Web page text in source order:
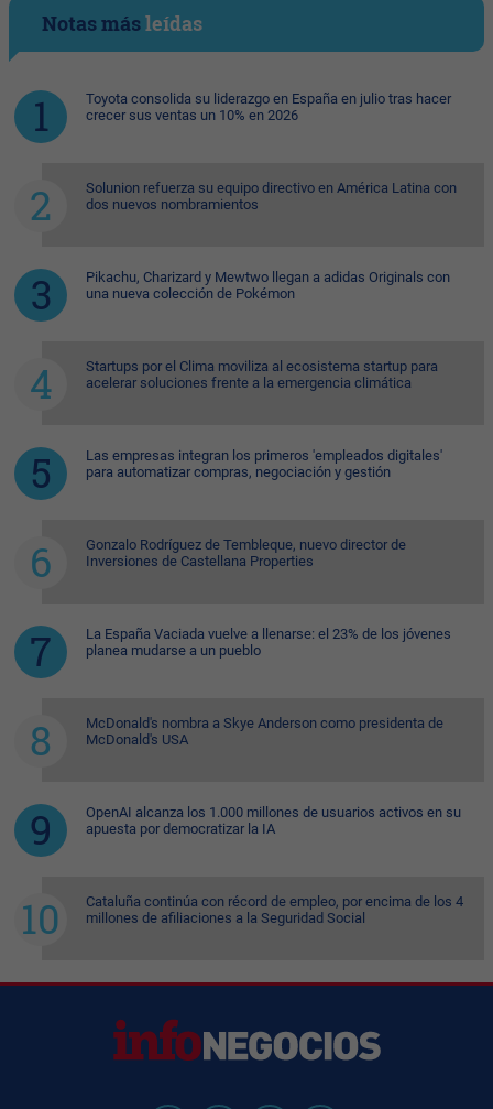
Notas másleídas
Toyota consolida su liderazgo en España en julio tras hacer
crecer sus ventas un 10% en 2026
Solunion refuerza su equipo directivo en América Latina con
dos nuevos nombramientos
Pikachu, Charizard y Mewtwo llegan a adidas Originals con
una nueva colección de Pokémon
Startups por el Clima moviliza al ecosistema startup para
acelerar soluciones frente a la emergencia climática
Las empresas integran los primeros 'empleados digitales'
para automatizar compras, negociación y gestión
Gonzalo Rodríguez de Tembleque, nuevo director de
Inversiones de Castellana Properties
La España Vaciada vuelve a llenarse: el 23% de los jóvenes
planea mudarse a un pueblo
McDonald's nombra a Skye Anderson como presidenta de
McDonald's USA
OpenAI alcanza los 1.000 millones de usuarios activos en su
apuesta por democratizar la IA
Cataluña continúa con récord de empleo, por encima de los 4
millones de afiliaciones a la Seguridad Social